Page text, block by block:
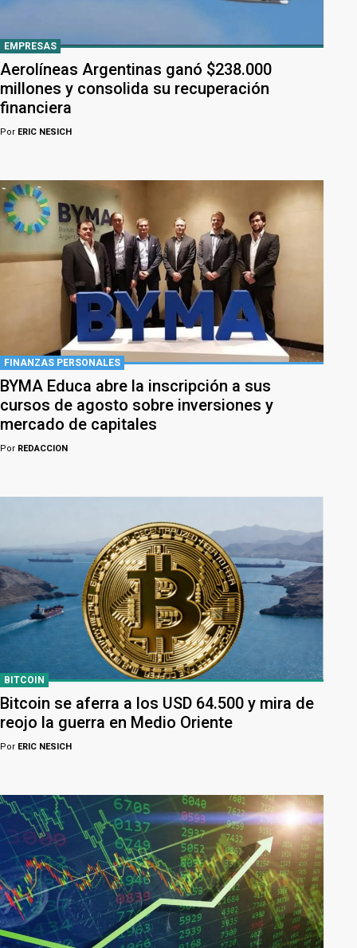
EMPRESAS
Aerolíneas Argentinas ganó $238.000
millones y consolida su recuperación
financiera
Por ERIC NESICH
FINANZAS PERSONALES
BYMA Educa abre la inscripción a sus
cursos de agosto sobre inversiones y
mercado de capitales
Por REDACCION
BITCOIN
Bitcoin se aferra a los USD 64.500 y mira de
reojo la guerra en Medio Oriente
Por ERIC NESICH